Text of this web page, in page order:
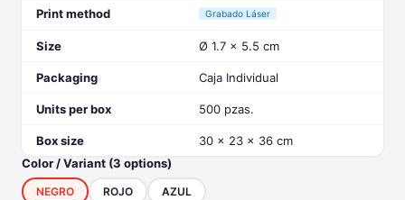
Print method Grabado Láser
Size Ø 1.7 x 5.5 cm
Packaging Caja Individual
Units per box 500 pzas.
Box size
30 x 23 x 36 cm
Color / Variant (3 options)
NEGRO ROJO AZUL